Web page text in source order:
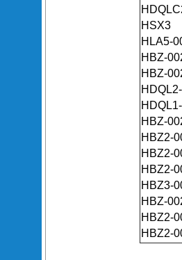
HSX3
HLA5-
HBZ-
HBZ-
HBZ-
HBZ2-
HBZ2-
HBZ2-
HBZ3-
HBZ-
HBZ2-
HBZ2-